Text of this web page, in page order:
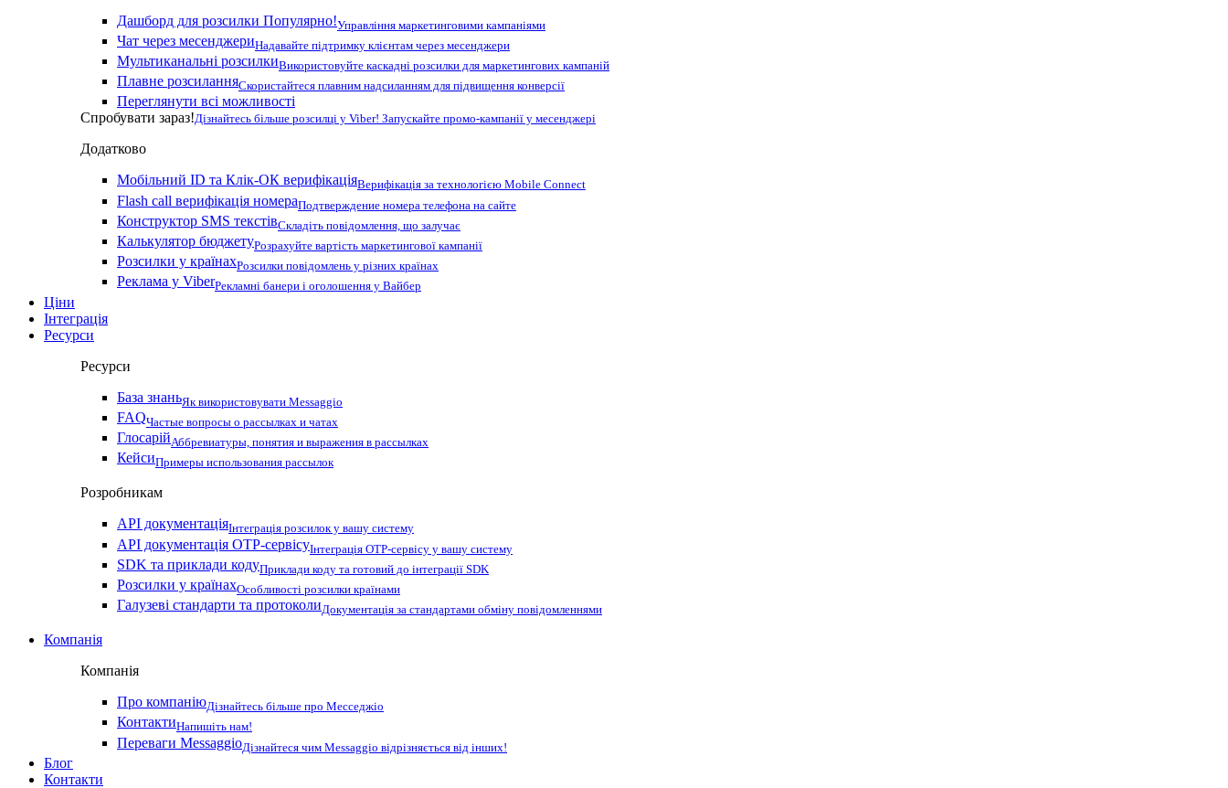
Дашборд для розсилки Популярно!Управління маркетинговими кампаніями
Чат через месенджериНадавайте підтримку клієнтам через месенджери
Мультиканальні розсилкиВикористовуйте каскадні розсилки для маркетингових кампаній
Плавне розсиланняСкористайтеся плавним надсиланням для підвищення конверсії
Переглянути всі можливості
Спробувати зараз!Дізнайтесь більше розсилці у Viber! Запускайте промо-кампанії у месенджері
Додатково
Мобільний ID та Клік-ОК верифікаціяВерифікація за технологією Mobile Connect
Flash call верифікація номераПодтверждение номера телефона на сайте
Конструктор SMS текстівСкладіть повідомлення, що залучає
Калькулятор бюджетуРозрахуйте вартість маркетингової кампанії
Розсилки у країнахРозсилки повідомлень у різних країнах
Реклама у ViberРекламні банери і оголошення у Вайбер
Ціни
Інтеграція
Ресурси
Ресурси
База знаньЯк використовувати Messaggio
FAQЧастые вопросы о рассылках и чатах
ГлосарійАббревиатуры, понятия и выражения в рассылках
КейсиПримеры использования рассылок
Розробникам
API документаціяІнтеграція розсилок у вашу систему
API документація OTP-сервісуІнтеграція OTP-сервісу у вашу систему
SDK та приклади кодуПриклади коду та готовий до інтеграції SDK
Розсилки у країнахОсобливості розсилки країнами
Галузеві стандарти та протоколиДокументація за стандартами обміну повідомленнями
Компанія
Компанія
Про компаніюДізнайтесь більше про Месседжіо
КонтактиНапишіть нам!
Переваги MessaggioДізнайтеся чим Messaggio відрізняється від інших!
Блог
Контакти